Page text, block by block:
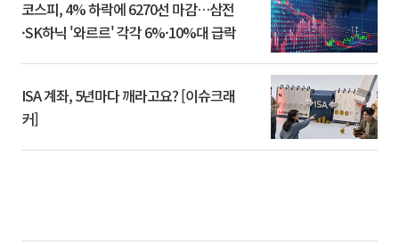
코스피, 4% 하락에 6270선 마감…삼전
·SK하닉 '와르르' 각각 6%·10%대 급락
ISA 계좌, 5년마다 깨라고요? [이슈크래
커]